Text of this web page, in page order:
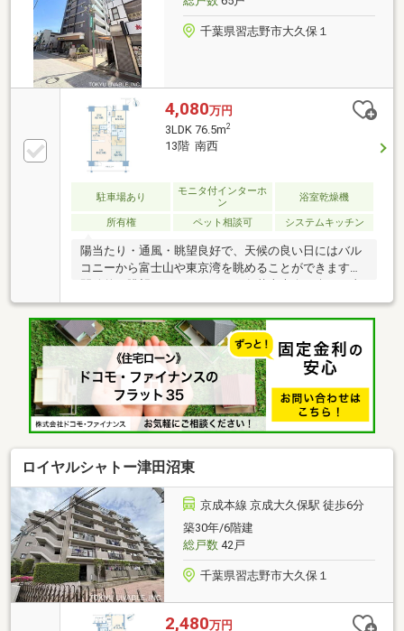
千葉県習志野市大久保１
4,080万円
3LDK 76.5m2
13階 南西
駐車場あり
モニタ付インターホ
ン
浴室乾燥機
所有権 ペット相談可 システムキッチン
陽当たり・通風・眺望良好で、天候の良い日にはバル
コニーから富士山や東京湾を眺めることができます。
ができ、１３階のバルコニーは自身だけの特等席に変
わります。室内大変綺麗に使用されております。駅近
の立地から徒歩圏内にスーパーやドラックストアなど
が多数あり、生活も便利なマンションです。敷地内機
械式駐車場空き有り空有（2026年7月9日現在）6500～
18000（円/月）専有面積にトランクルーム面積（0.60
㎡ ※使用料無し））が含まれます。
ロイヤルシャトー津田沼東
京成本線 京成大久保駅 徒歩6分
築30年/6階建
総戸数42戸
千葉県習志野市大久保１
2,480万円